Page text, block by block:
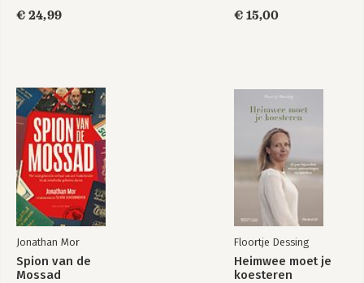
€ 24,99
€ 15,00
Jonathan Mor
Spion van de
Mossad
Floortje Dessing
Heimwee moet je
koesteren